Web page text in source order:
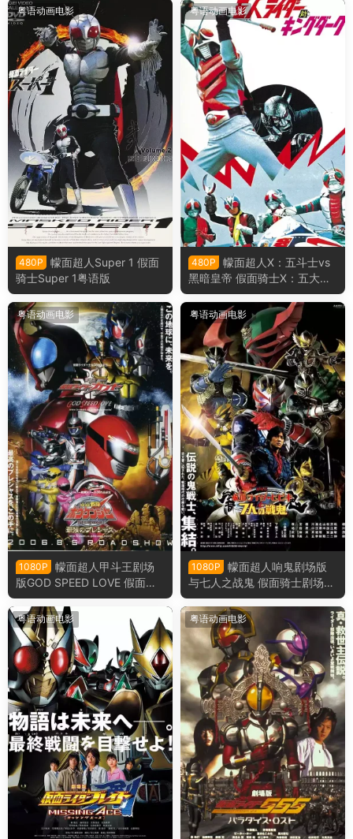
版
粤语动画电影
480P
幪面超人Super 1 假面
骑士Super 1粤语版
粤语动画电影
480P
幪面超人X：五斗士vs
黑暗皇帝 假面骑士X：五大骑
士对黑暗王粤语版
粤语动画电影
1080P
幪面超人甲斗王剧场
版GOD SPEED LOVE 假面骑
士甲斗王剧场版 神明·速度·爱
情粤语版
粤语动画电影
1080P
幪面超人响鬼剧场版
与七人之战鬼 假面骑士剧场版
响鬼与七战鬼粤语版
粤语动画电影 粤语动画电影